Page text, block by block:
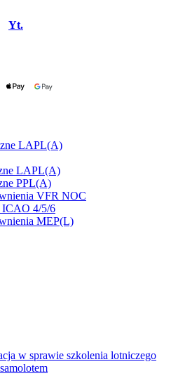
Yt.
LAPL(A)
LAPL(A)
PPL(A)
VFR NOC
ICAO 4/5/6
MEP(L)
w sprawie szkolenia lotniczego